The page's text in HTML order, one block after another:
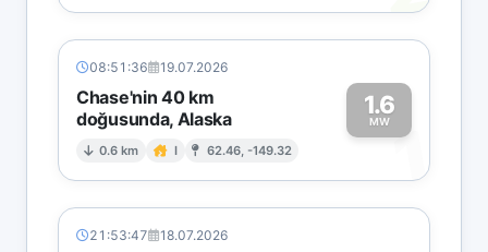
08:51:36 19.07.2026
Chase'nin 40 km
doğusunda, Alaska
0.6 km I 62.46, -149.32
1.6
MW1
21:53:47 18.07.2026